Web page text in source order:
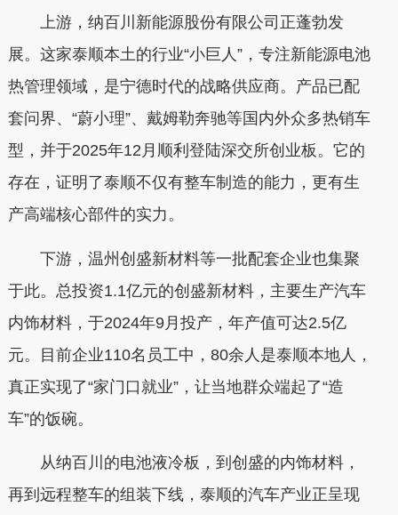
上游，纳百川新能源股份有限公司正蓬勃发
展。这家泰顺本土的行业“小巨人”，专注新能源电池
热管理领域，是宁德时代的战略供应商。产品已配
套问界、“蔚小理”、戴姆勒奔驰等国内外众多热销车
型，并于2025年12月顺利登陆深交所创业板。它的
存在，证明了泰顺不仅有整车制造的能力，更有生
产高端核心部件的实力。
下游，温州创盛新材料等一批配套企业也集聚
于此。总投资1.1亿元的创盛新材料，主要生产汽车
内饰材料，于2024年9月投产，年产值可达2.5亿
元。目前企业110名员工中，80余人是泰顺本地人，
真正实现了“家门口就业”，让当地群众端起了“造
车”的饭碗。
从纳百川的电池液冷板，到创盛的内饰材料，
再到远程整车的组装下线，泰顺的汽车产业正呈现